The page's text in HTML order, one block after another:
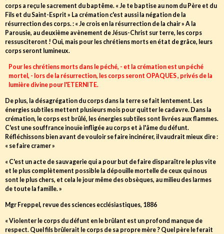
corps a reçu le sacrement du baptême. « Je te baptise au nom du Père et du
Fils et du Saint-Esprit » La crémation c'est aussi la négation de la
résurrection des corps. : « Je crois en la résurrection de la chair » A la
Parousie, au deuxième avènement de Jésus-Christ sur terre, les corps
ressusciteront ! Oui, mais pour les chrétiens morts en état de grâce, leurs
corps seront lumineux.
Pour les chrétiens morts dans le péché, - et la crémation est un péché
mortel, - lors de la résurrection, les corps seront OPAQUES , privés de la
lumière divine pour l'ETERNITE.
De plus, la désagrégation du corps dans la terre se fait lentement. Les
énergies subtiles mettent plusieurs mois pour quitter le cadavre. Dans la
crémation, le corps est brûlé, les énergies subtiles sont livrées aux flammes.
C'est une souffrance inouïe infligée au corps et à l'âme du défunt.
Réfléchissons bien avant de vouloir se faire incinérer, il vaudrait mieux dire :
« se faire cramer »
« C'est un acte de sauvagerie qui a pour but de faire disparaître le plus vite
et le plus complètement possible la dépouille mortelle de ceux qui nous
sont le plus chers, et cela le jour même des obsèques, au milieu des larmes
de toute la famille. »
Mgr Freppel, revue des sciences ecclésiastiques, 1886
« Violenter le corps du défunt en le brûlant est un profond manque de
respect. Quel fils brûlerait le corps de sa propre mère ? Quel père le ferait